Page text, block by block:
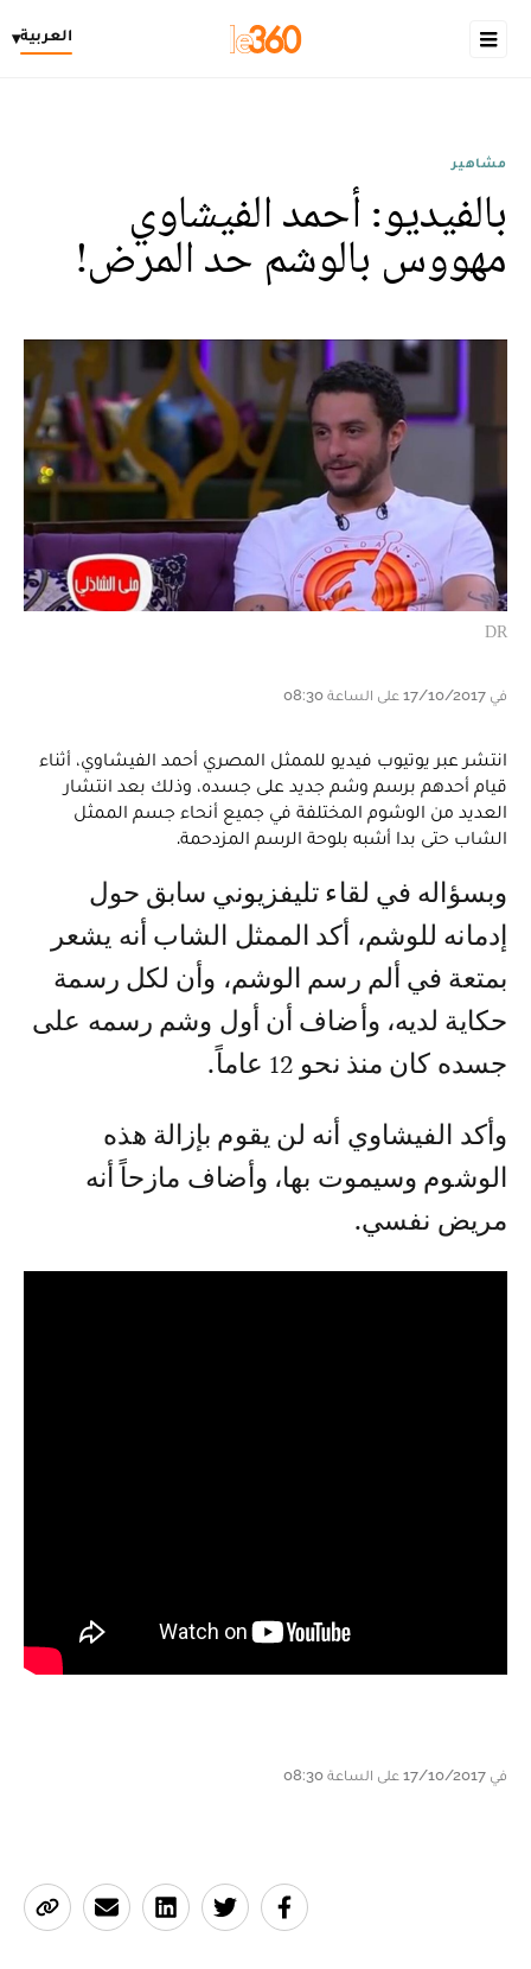
العربية▾
مشاهير
بالفيديو: أحمد الفيشاوي
مهووس بالوشم حد المرض!
DR
في 17/10/2017 على الساعة 08:30
انتشر عبر يوتيوب فيديو للممثل المصري أحمد الفيشاوي، أثناء
قيام أحدهم برسم وشم جديد على جسده، وذلك بعد انتشار
العديد من الوشوم المختلفة في جميع أنحاء جسم الممثل
الشاب حتى بدا أشبه بلوحة الرسم المزدحمة.
وبسؤاله في لقاء تليفزيوني سابق حول
إدمانه للوشم، أكد الممثل الشاب أنه يشعر
بمتعة في ألم رسم الوشم، وأن لكل رسمة
حكاية لديه، وأضاف أن أول وشم رسمه على
جسده كان منذ نحو 12 عاماً.
وأكد الفيشاوي أنه لن يقوم بإزالة هذه
الوشوم وسيموت بها، وأضاف مازحاً أنه
مريض نفسي.
في 17/10/2017 على الساعة 08:30